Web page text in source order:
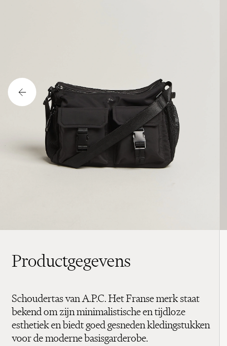
Productgegevens
Schoudertas van A.P.C. Het Franse merk staat
bekend om zijn minimalistische en tijdloze
esthetiek en biedt goed gesneden kledingstukken
voor de moderne basisgarderobe.